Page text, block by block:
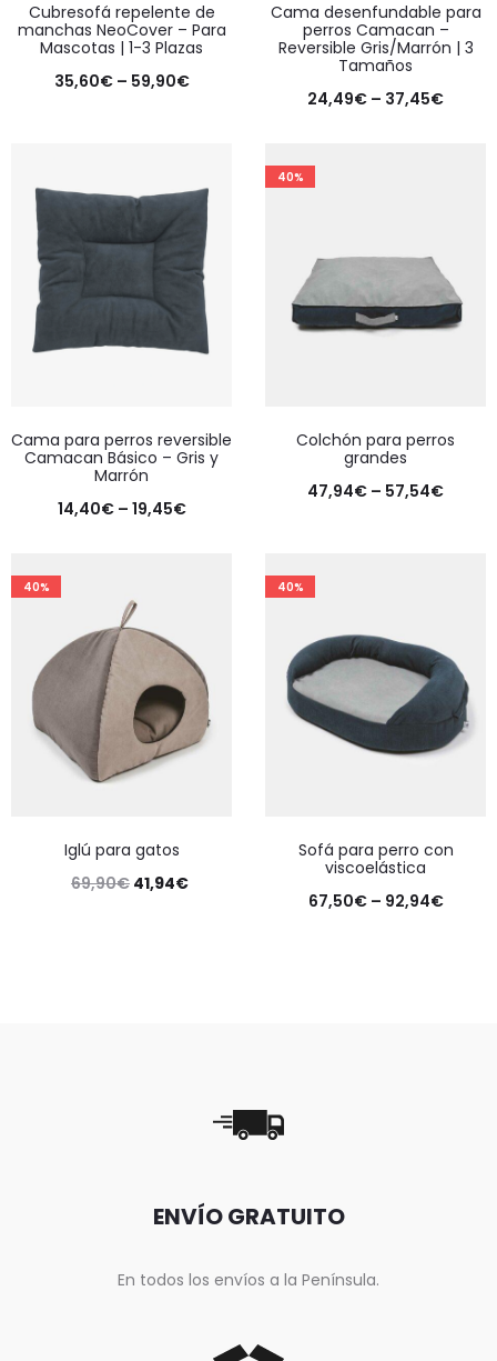
Cubresofá repelente de
manchas NeoCover – Para
Mascotas | 1-3 Plazas
35,60€– 59,90€
Cama desenfundable para
perros Camacan –
Reversible Gris/Marrón | 3
Tamaños
24,49€ – 37,45€
Cama para perros reversible
Camacan Básico – Gris y
Marrón
14,40€– 19,45€
40%
Colchón para perros
grandes
47,94€ – 57,54€
40%
Iglú para gatos
69,90€ 41,94€
40%
Sofá para perro con
viscoelástica
67,50€– 92,94€
ENVÍO GRATUITO
En todos los envíos a la Península.